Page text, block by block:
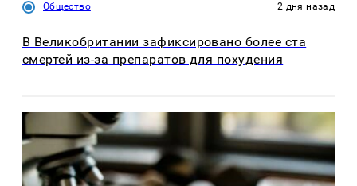
Общество 2 дня назад
В Великобритании зафиксировано более ста
смертей из-за препаратов для похудения